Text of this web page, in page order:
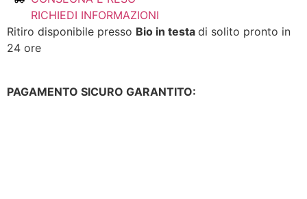
RICHIEDI INFORMAZIONI
Ritiro disponibile presso Bio in testa di solito pronto in
24 ore
PAGAMENTO SICURO GARANTITO: